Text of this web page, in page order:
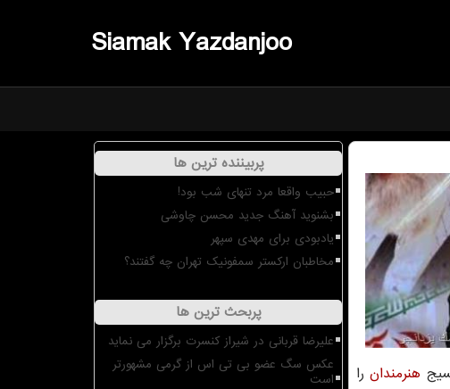
Siamak Yazdanjoo
هنرمندانرا
پربیننده ترین ها
حبیب واقعا مرد تنهای شب بود!
بشنوید آهنگ جدید محسن چاوشی
یادبودی برای مهدی سپهر
مخاطبان ارکستر سمفونیک تهران چه گفتند؟
پربحث ترین ها
علیرضا قربانی در شیراز کنسرت برگزار می نماید
عکس سگ عضو بی تی اس از گرمی مشهورتر
است